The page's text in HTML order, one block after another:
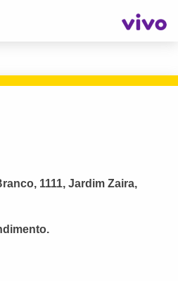
1111, Jardim Zaira,